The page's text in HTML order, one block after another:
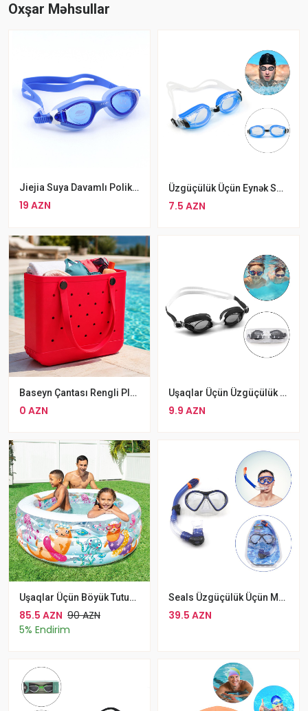
Oxşar Məhsullar
Jiejia Suya Davamlı Polikarbonat Üzgüçülük Eynəyi Düman Əleyhinə Silikon Eynək
19 AZN
Üzgüçülük Üçün Eynək Swim 319AF, Silikon Üzgücülük Eynəyi Mavi
7.5 AZN
Baseyn Çantası Rengli Plaj Çantası
0 AZN
Uşaqlar Üçün Üzgüçülük Eynəyi Suya Davaml Rengli Üzgüçülük Eynəyi
9.9 AZN
Uşaqlar Üçün Böyük Tutumlu INTEX Dairəvi Şişmə Hovuz Dəsti Akvarium 360L
85.5 AZN 90 AZN
5% Endirim
Seals Üzgüçülük Üçün Maska Boru Ilə Göy
39.5 AZN